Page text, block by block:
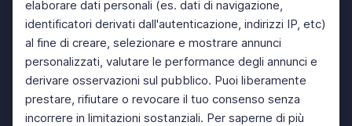
elaborare dati personali (es. dati di navigazione,
identificatori derivati dall'autenticazione, indirizzi IP, etc)
al fine di creare, selezionare e mostrare annunci
personalizzati, valutare le performance degli annunci e
derivare osservazioni sul pubblico. Puoi liberamente
prestare, rifiutare o revocare il tuo consenso senza
incorrere in limitazioni sostanziali. Per saperne di più